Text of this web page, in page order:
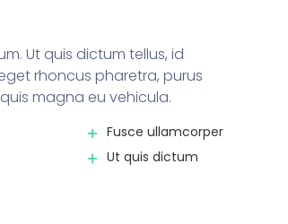
Ut quis dictum tellus, id
rhoncus pharetra, purus
magna eu vehicula.
Fusce ullamcorper
Ut quis dictum